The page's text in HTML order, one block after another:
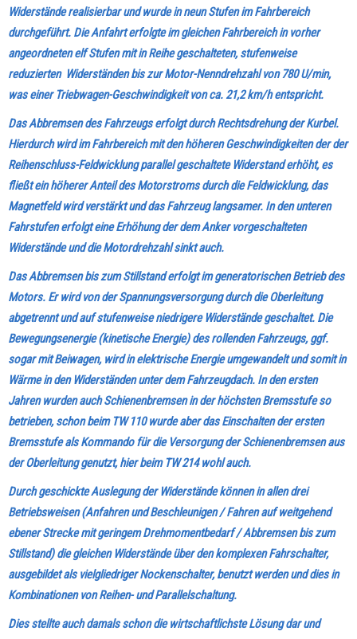
Widerstände realisierbar und wurde in neun Stufen im Fahrbereich
durchgeführt. Die Anfahrt erfolgte im gleichen Fahrbereich in vorher
angeordneten elf Stufen mit in Reihe geschalteten, stufenweise
reduzierten Widerständen bis zur Motor-Nenndrehzahl von 780 U/min,
was einer Triebwagen-Geschwindigkeit von ca. 21,2 km/h entspricht.
Das Abbremsen des Fahrzeugs erfolgt durch Rechtsdrehung der Kurbel.
Hierdurch wird im Fahrbereich mit den höheren Geschwindigkeiten der der
Reihenschluss-Feldwicklung parallel geschaltete Widerstand erhöht, es
fließt ein höherer Anteil des Motorstroms durch die Feldwicklung, das
Magnetfeld wird verstärkt und das Fahrzeug langsamer. In den unteren
Fahrstufen erfolgt eine Erhöhung der dem Anker vorgeschalteten
Widerstände und die Motordrehzahl sinkt auch.
Das Abbremsen bis zum Stillstand erfolgt im generatorischen Betrieb des
Motors. Er wird von der Spannungsversorgung durch die Oberleitung
abgetrennt und auf stufenweise niedrigere Widerstände geschaltet. Die
Bewegungsenergie (kinetische Energie) des rollenden Fahrzeugs, ggf.
sogar mit Beiwagen, wird in elektrische Energie umgewandelt und somit in
Wärme in den Widerständen unter dem Fahrzeugdach. In den ersten
Jahren wurden auch Schienenbremsen in der höchsten Bremsstufe so
betrieben, schon beim TW 110 wurde aber das Einschalten der ersten
Bremsstufe als Kommando für die Versorgung der Schienenbremsen aus
der Oberleitung genutzt, hier beim TW 214 wohl auch.
Durch geschickte Auslegung der Widerstände können in allen drei
Betriebsweisen (Anfahren und Beschleunigen / Fahren auf weitgehend
ebener Strecke mit geringem Drehmomentbedarf / Abbremsen bis zum
Stillstand) die gleichen Widerstände über den komplexen Fahrschalter,
ausgebildet als vielgliedriger Nockenschalter, benutzt werden und dies in
Kombinationen von Reihen- und Parallelschaltung.
Dies stellte auch damals schon die wirtschaftlichste Lösung dar und